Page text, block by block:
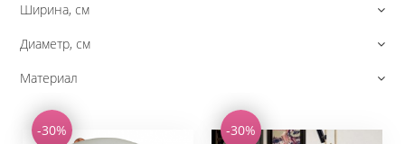
Ширина, см
Диаметр, см
Материал
-30% -30%